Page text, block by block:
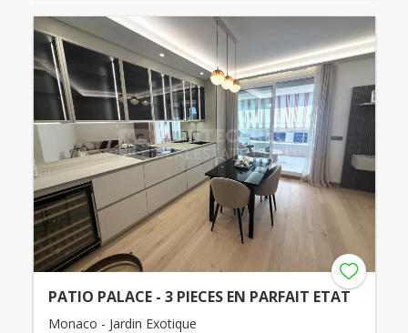
PATIO PALACE - 3 PIECES EN PARFAIT ETAT
Monaco - Jardin Exotique